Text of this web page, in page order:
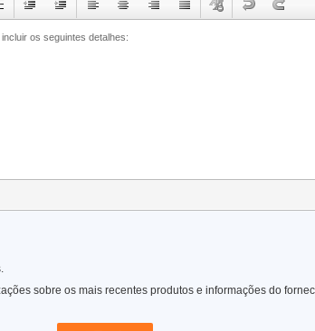
sobre os mais recentes produtos e informações do